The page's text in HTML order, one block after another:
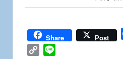
Share Post
Copy